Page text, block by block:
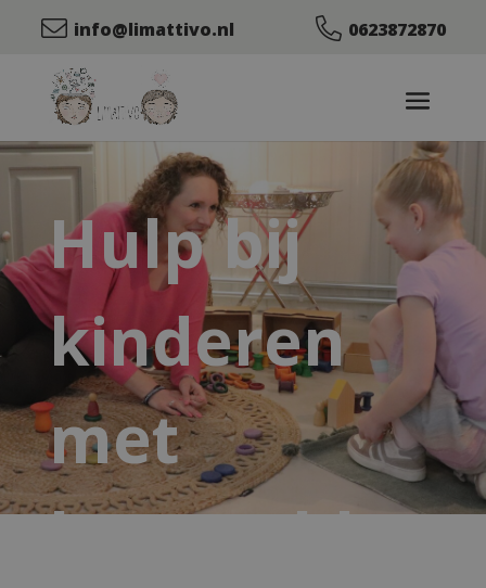
info@limattivo.nl 0623872870
Hulp bij
kinderen
met
leerproble